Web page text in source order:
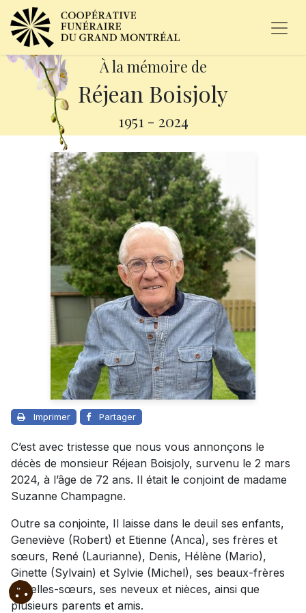
À la mémoire de
Réjean Boisjoly
1951 - 2024
Imprimer Partager
C’est avec tristesse que nous vous annonçons le
décès de monsieur Réjean Boisjoly, survenu le 2 mars
2024, à l’âge de 72 ans. Il était le conjoint de madame
Suzanne Champagne.
Outre sa conjointe, Il laisse dans le deuil ses enfants,
Geneviève (Robert) et Etienne (Anca), ses frères et
sœurs, René (Laurianne), Denis, Hélène (Mario),
Ginette (Sylvain) et Sylvie (Michel), ses beaux-frères
et belles-sœurs, ses neveux et nièces, ainsi que
plusieurs parents et amis.